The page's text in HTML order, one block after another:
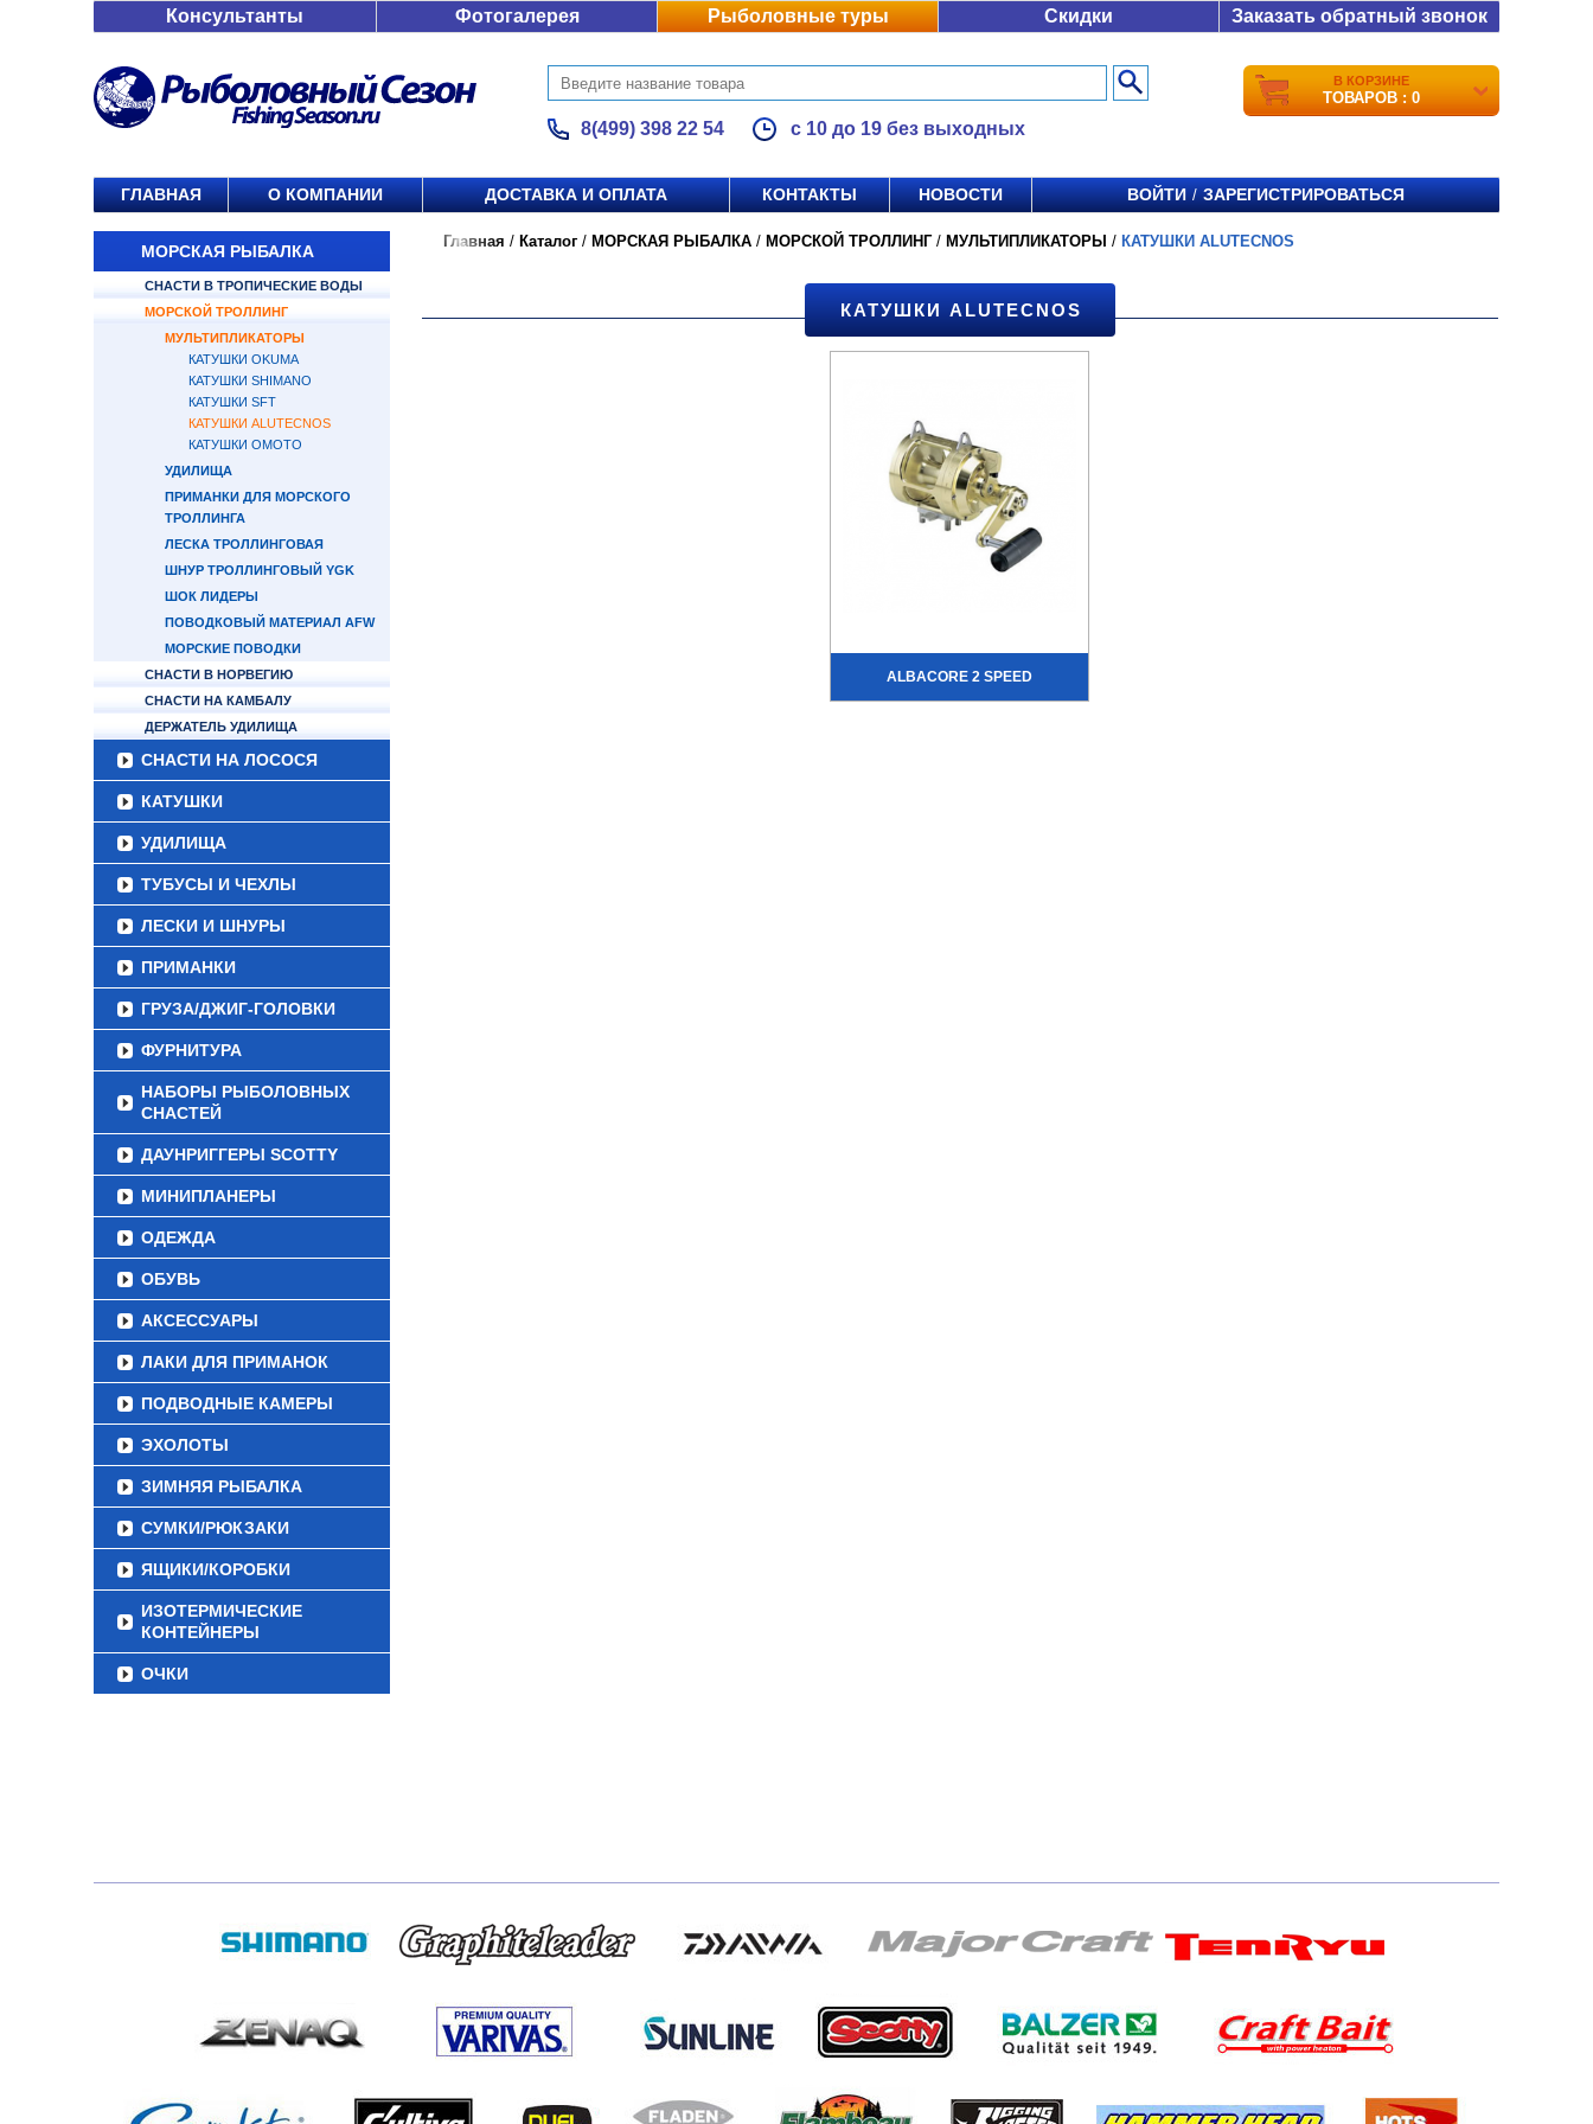
Консультанты Фотогалерея Рыболовные туры Скидки Заказать обратный звонок
8(499) 398 22 54 с 10 до 19 без выходных
В КОРЗИНЕ
ТОВАРОВ : 0
ГЛАВНАЯ О КОМПАНИИ ДОСТАВКА И ОПЛАТА КОНТАКТЫ НОВОСТИ ВОЙТИ / ЗАРЕГИСТРИРОВАТЬСЯ
МОРСКАЯ РЫБАЛКА
СНАСТИ В ТРОПИЧЕСКИЕ ВОДЫ
МОРСКОЙ ТРОЛЛИНГ
МУЛЬТИПЛИКАТОРЫ
КАТУШКИ OKUMA
КАТУШКИ SHIMANO
КАТУШКИ SFT
КАТУШКИ ALUTECNOS
КАТУШКИ OMOTO
УДИЛИЩА
ПРИМАНКИ ДЛЯ МОРСКОГО
ТРОЛЛИНГА
ЛЕСКА ТРОЛЛИНГОВАЯ
ШНУР ТРОЛЛИНГОВЫЙ YGK
ШОК ЛИДЕРЫ
ПОВОДКОВЫЙ МАТЕРИАЛ AFW
МОРСКИЕ ПОВОДКИ
СНАСТИ В НОРВЕГИЮ
СНАСТИ НА КАМБАЛУ
ДЕРЖАТЕЛЬ УДИЛИЩА
СНАСТИ НА ЛОСОСЯ
КАТУШКИ
УДИЛИЩА
ТУБУСЫ И ЧЕХЛЫ
ЛЕСКИ И ШНУРЫ
ПРИМАНКИ
ГРУЗА/ДЖИГ-ГОЛОВКИ
ФУРНИТУРА
НАБОРЫ РЫБОЛОВНЫХ
СНАСТЕЙ
ДАУНРИГГЕРЫ SCOTTY
МИНИПЛАНЕРЫ
ОДЕЖДА
ОБУВЬ
АКСЕССУАРЫ
ЛАКИ ДЛЯ ПРИМАНОК
ПОДВОДНЫЕ КАМЕРЫ
ЭХОЛОТЫ
ЗИМНЯЯ РЫБАЛКА
СУМКИ/РЮКЗАКИ
ЯЩИКИ/КОРОБКИ
ИЗОТЕРМИЧЕСКИЕ
КОНТЕЙНЕРЫ
ОЧКИ
Главная / Каталог / МОРСКАЯ РЫБАЛКА / МОРСКОЙ ТРОЛЛИНГ/ МУЛЬТИПЛИКАТОРЫ / КАТУШКИ ALUTECNOS
КАТУШКИ ALUTECNOS
ALBACORE 2 SPEED